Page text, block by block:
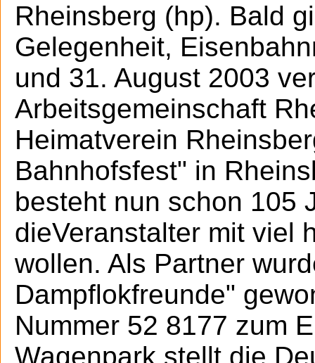
Rheinsberg (hp). Bald
Gelegenheit,
und 31. August 2003
Arbeitsgemeinschaft
Heimatverein
Bahnhofsfest" in
besteht nun schon 105
dieVeranstalter mit viel
wollen. Als Partner
Dampflokfreunde"
Nummer 52 8177 zum
Wagenpark stellt die